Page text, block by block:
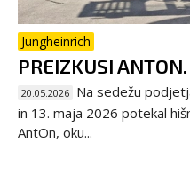
Jungheinrich
PREIZKUSI
20.05.2026 Na sedežu
in 13. maja 2026 potekal
AntOn, oku...